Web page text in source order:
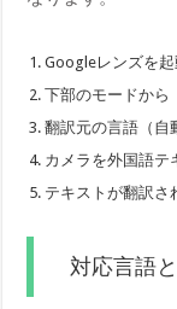
Googleレンズを起
下部のモードから
翻訳元の言語（自
カメラを外国語テ
テキストが翻訳さ
対応言語